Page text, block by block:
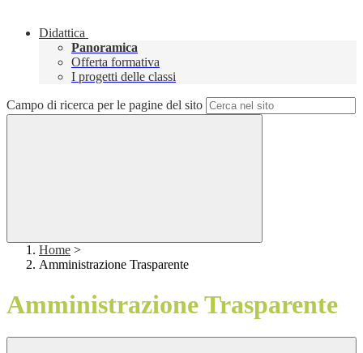
Didattica
Panoramica
Offerta formativa
I progetti delle classi
Campo di ricerca per le pagine del sito
Home >
Amministrazione Trasparente
Amministrazione Trasparente